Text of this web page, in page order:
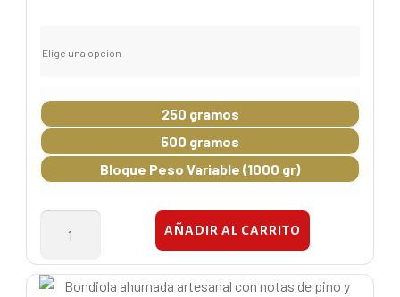
Elige una opción
250 gramos
500 gramos
Bloque Peso Variable (1000 gr)
Cabeza
cantidad
AÑADIR AL CARRITO